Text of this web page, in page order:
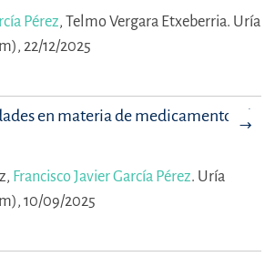
Pérez, Telmo Vergara Etxeberria. Uría
22/12/2025
en materia de medicamentos de
Francisco Javier García Pérez. Uría
10/09/2025